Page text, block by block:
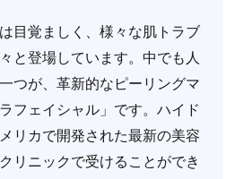
目覚ましく、様々な肌トラブ
と登場しています。中でも人
つが、革新的なピーリングマ
フェイシャル」です。ハイド
リカで開発された最新の美容
リニックで受けることができ